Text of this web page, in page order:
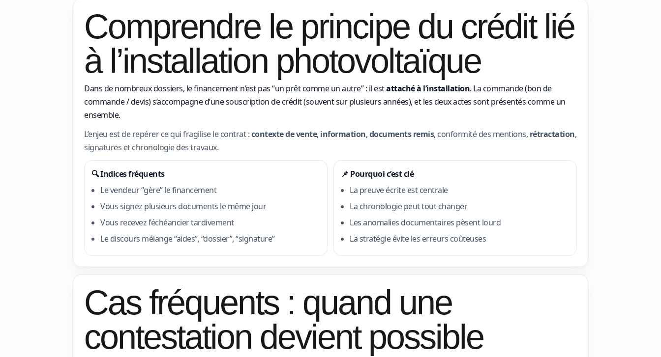
Comprendre le principe du crédit lié
à l’installation photovoltaïque
Dans de nombreux dossiers, le financement n’est pas “un prêt comme un autre” : il estattaché à l’installation. La commande (bon de
commande / devis) s’accompagne d’une souscription de crédit (souvent sur plusieurs années), et les deux actes sont présentés comme un
ensemble.
L’enjeu est de repérer ce qui fragilise le contrat :contexte de vente, information,documents remis, conformité des mentions, rétractation,
signatures et chronologie des travaux.
🔍 Indices fréquents
Le vendeur “gère” le financement
Vous signez plusieurs documents le même jour
Vous recevez l’échéancier tardivement
Le discours mélange “aides”, “dossier”, “signature”
📌 Pourquoi c’est clé
La preuve écrite est centrale
La chronologie peut tout changer
Les anomalies documentaires pèsent lourd
La stratégie évite les erreurs coûteuses
Cas fréquents : quand une
contestation devient possible